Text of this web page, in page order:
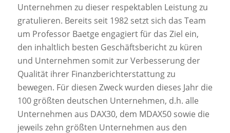
Unternehmen zu dieser respektablen Leistung zu
gratulieren. Bereits seit 1982 setzt sich das Team
um Professor Baetge engagiert für das Ziel ein,
den inhaltlich besten Geschäftsbericht zu küren
und Unternehmen somit zur Verbesserung der
Qualität ihrer Finanzberichterstattung zu
bewegen. Für diesen Zweck wurden dieses Jahr die
100 größten deutschen Unternehmen, d.h. alle
Unternehmen aus DAX30, dem MDAX50 sowie die
jeweils zehn größten Unternehmen aus den